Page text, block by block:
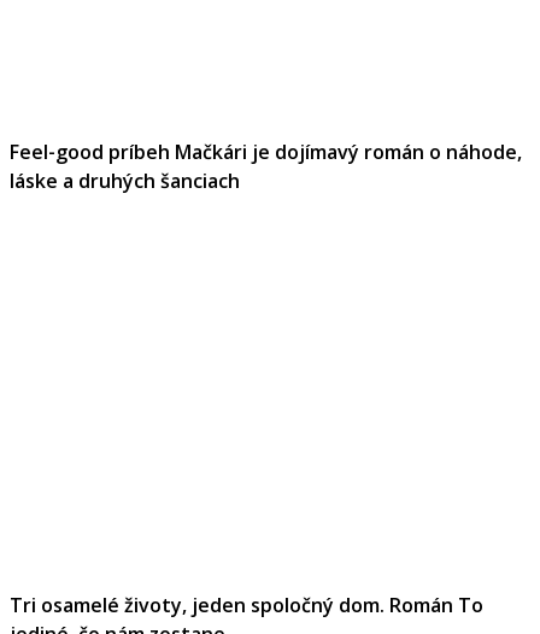
Feel-good príbeh Mačkári je dojímavý román o náhode,
láske a druhých šanciach
Tri osamelé životy, jeden spoločný dom. Román To